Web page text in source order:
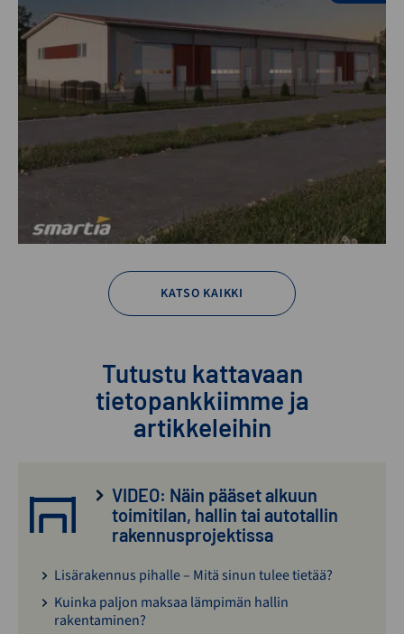
KATSO KAIKKI
Tutustu kattavaan
tietopankkiimme ja
artikkeleihin
VIDEO: Näin pääset alkuun
toimitilan, hallin tai autotallin
rakennusprojektissa
Lisärakennus pihalle – Mitä sinun tulee tietää?
Kuinka paljon maksaa lämpimän hallin
rakentaminen?